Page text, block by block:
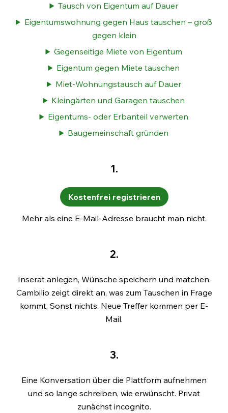
Tausch von Eigentum auf Dauer
Eigentumswohnung gegen Haus tauschen – groß
gegen klein
Gegenseitige Miete von Eigentum
Eigentum gegen Miete tauschen
Miet-Wohnungstausch auf Dauer
Kleingärten und Garagen tauschen
Eigentums- oder Erbanteil verwerten
Baugemeinschaft gründen
1.
Kostenfrei registrieren
Mehr als eine E-Mail-Adresse braucht man nicht.
2.
Inserat anlegen, Wünsche speichern und matchen.
Cambilio zeigt direkt an, was zum Tauschen in Frage
kommt. Sonst nichts. Neue Treffer kommen per E-
Mail.
3.
Eine Konversation über die Plattform aufnehmen
und so lange schreiben, wie erwünscht. Privat
zunächst incognito.